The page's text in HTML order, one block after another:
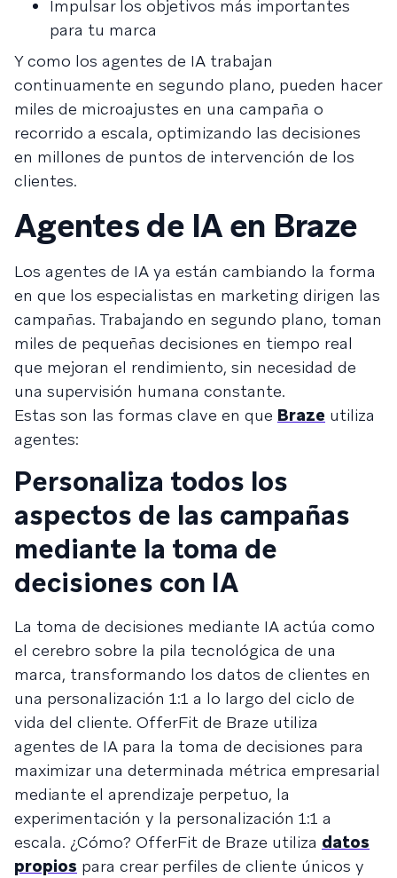
Impulsar los objetivos más importantes
para tu marca
Y como los agentes de IA trabajan
continuamente en segundo plano, pueden hacer
miles de microajustes en una campaña o
recorrido a escala, optimizando las decisiones
en millones de puntos de intervención de los
clientes.
Agentes de IA en Braze
Los agentes de IA ya están cambiando la forma
en que los especialistas en marketing dirigen las
campañas. Trabajando en segundo plano, toman
miles de pequeñas decisiones en tiempo real
que mejoran el rendimiento, sin necesidad de
una supervisión humana constante.
Estas son las formas clave en que Braze utiliza
agentes:
Personaliza todos los
aspectos de las campañas
mediante la toma de
decisiones con IA
La toma de decisiones mediante IA actúa como
el cerebro sobre la pila tecnológica de una
marca, transformando los datos de clientes en
una personalización 1:1 a lo largo del ciclo de
vida del cliente. OfferFit de Braze utiliza
agentes de IA para la toma de decisiones para
maximizar una determinada métrica empresarial
mediante el aprendizaje perpetuo, la
experimentación y la personalización 1:1 a
escala. ¿Cómo? OfferFit de Braze utiliza datos
propios para crear perfiles de cliente únicos y